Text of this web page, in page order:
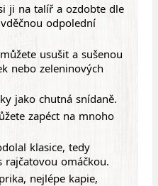
ji na talíř a ozdobte dle
odpolední
usušit a sušenou
nebo zeleninových
jako chutná snídaně.
zapéct na mnoho
klasice, tedy
omáčkou.
nejlépe kapie,